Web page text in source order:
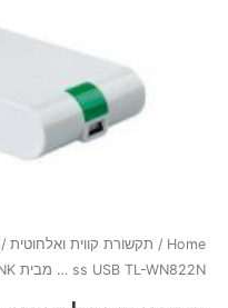
Home
/ תקשורת קווית ואלחוטית
… ss USB TL-WN822N מבית TP-LINK